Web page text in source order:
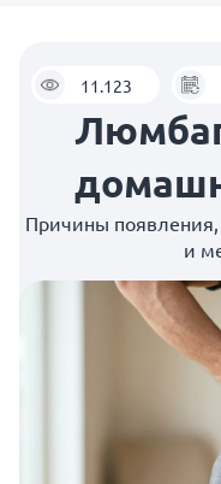
11.123
Причины
и